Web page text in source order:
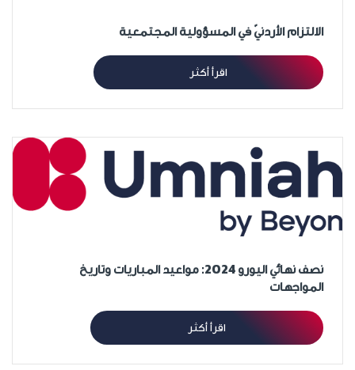
الالتزام الأردنيّ في المسؤولية المجتمعية
اقرأ أكثر
نصف نهائي اليورو 2024: مواعيد المباريات وتاريخ
المواجهات
اقرأ أكثر